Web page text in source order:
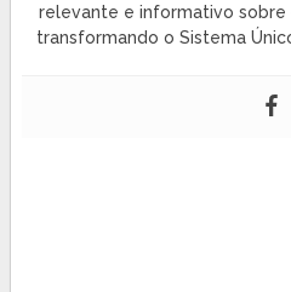
relevante e informativo
transformando o Sistema